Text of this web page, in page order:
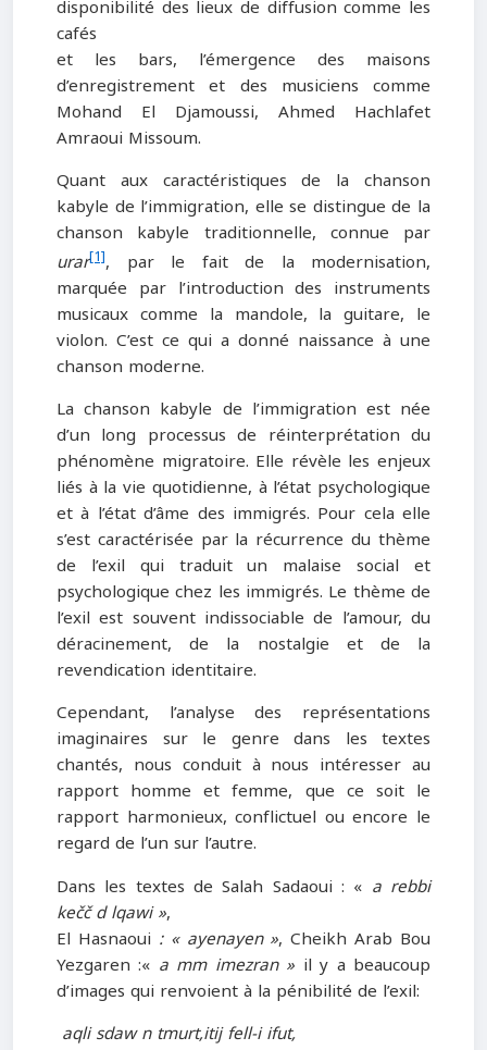
disponibilité des lieux de diffusion comme les
cafés
et les bars, l’émergence des maisons
d’enregistrement et des musiciens comme
Mohand El Djamoussi, Ahmed Hachlafet
Amraoui Missoum.
Quant aux caractéristiques de la chanson
kabyle de l’immigration, elle se distingue de la
chanson kabyle traditionnelle, connue par
urar[1], par le fait de la modernisation,
marquée par l’introduction des instruments
musicaux comme la mandole, la guitare, le
violon. C’est ce qui a donné naissance à une
chanson moderne.
La chanson kabyle de l’immigration est née
d’un long processus de réinterprétation du
phénomène migratoire. Elle révèle les enjeux
liés à la vie quotidienne, à l’état psychologique
et à l’état d’âme des immigrés. Pour cela elle
s’est caractérisée par la récurrence du thème
de l’exil qui traduit un malaise social et
psychologique chez les immigrés. Le thème de
l’exil est souvent indissociable de l’amour, du
déracinement, de la nostalgie et de la
revendication identitaire.
Cependant, l’analyse des représentations
imaginaires sur le genre dans les textes
chantés, nous conduit à nous intéresser au
rapport homme et femme, que ce soit le
rapport harmonieux, conflictuel ou encore le
regard de l’un sur l’autre.
Dans les textes de Salah Sadaoui : « a rebbi
kečč d lqawi »,
El Hasnaoui : « ayenayen », Cheikh Arab Bou
Yezgaren :« a mm imezran » il y a beaucoup
d’images qui renvoient à la pénibilité de l’exil:
aqli sdaw n tmurt,itij fell-i ifut,